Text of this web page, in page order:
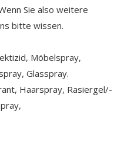
Sie also weitere
bitte wissen.
Möbelspray,
Glasspray.
Haarspray, Rasiergel/-